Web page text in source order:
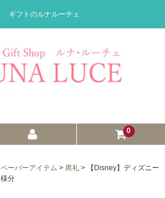
ギフトのルナルーチェ
0
ペーパーアイテム > 席礼 >
【Disney】ディズニー
分